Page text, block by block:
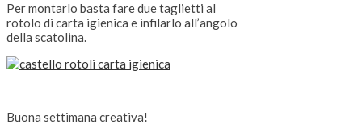
Per montarlo basta fare due taglietti al
rotolo di carta igienica e infilarlo all’angolo
della scatolina.
Buona settimana creativa!